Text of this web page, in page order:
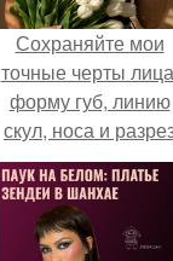
Сохраняйте мои
точные черты
форму губ, линию
скул, носа и
глаз.